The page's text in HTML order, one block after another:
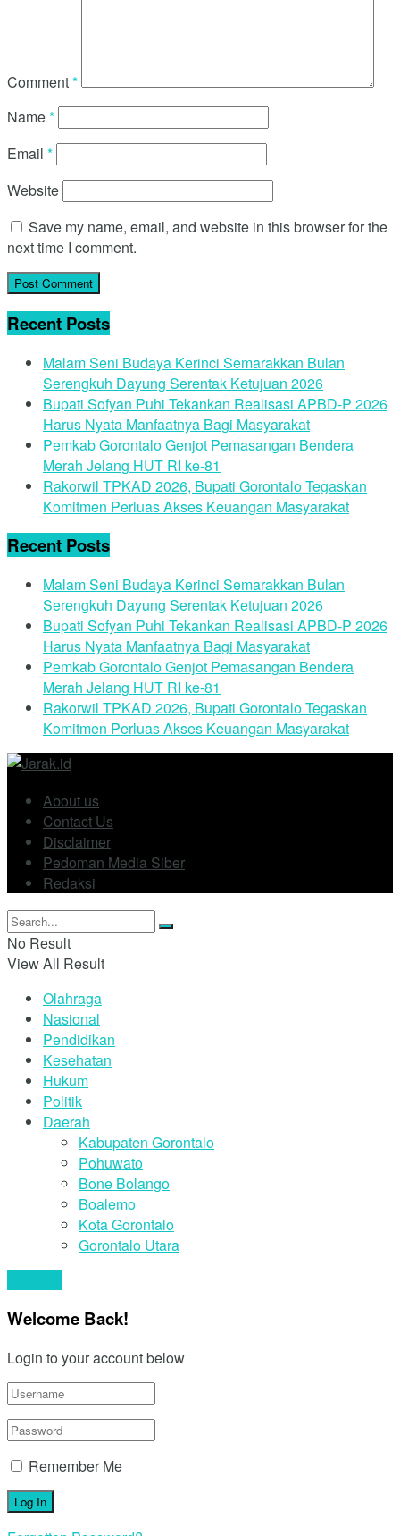
Comment*
Name*
Email *
Website
Save my name, email, and website in this browser for the
next time I comment.
Recent Posts
Malam Seni Budaya Kerinci Semarakkan Bulan
Serengkuh Dayung Serentak Ketujuan 2026
Bupati Sofyan Puhi Tekankan Realisasi APBD-P 2026
Harus Nyata Manfaatnya Bagi Masyarakat
Pemkab Gorontalo Genjot Pemasangan Bendera
Merah Jelang HUT RI ke-81
Rakorwil TPKAD 2026, Bupati Gorontalo Tegaskan
Komitmen Perluas Akses Keuangan Masyarakat
Recent Posts
Malam Seni Budaya Kerinci Semarakkan Bulan
Serengkuh Dayung Serentak Ketujuan 2026
Bupati Sofyan Puhi Tekankan Realisasi APBD-P 2026
Harus Nyata Manfaatnya Bagi Masyarakat
Pemkab Gorontalo Genjot Pemasangan Bendera
Merah Jelang HUT RI ke-81
Rakorwil TPKAD 2026, Bupati Gorontalo Tegaskan
Komitmen Perluas Akses Keuangan Masyarakat
About us
Contact Us
Disclaimer
Pedoman Media Siber
Redaksi
No Result
View All Result
Olahraga
Nasional
Pendidikan
Kesehatan
Hukum
Politik
Daerah
Kabupaten Gorontalo
Pohuwato
Bone Bolango
Boalemo
Kota Gorontalo
Gorontalo Utara
Welcome Back!
Login to your account below
Remember Me